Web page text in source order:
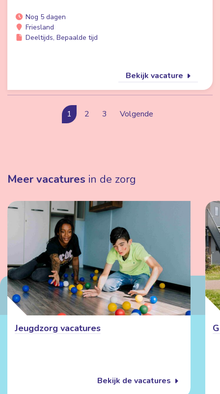
Nog 5 dagen
Friesland
Deeltijds, Bepaalde tijd
Bekijk vacature
1 2 3 Volgende
Meer vacatures in de zorg
Jeugdzorg vacatures
Bekijk de vacatures